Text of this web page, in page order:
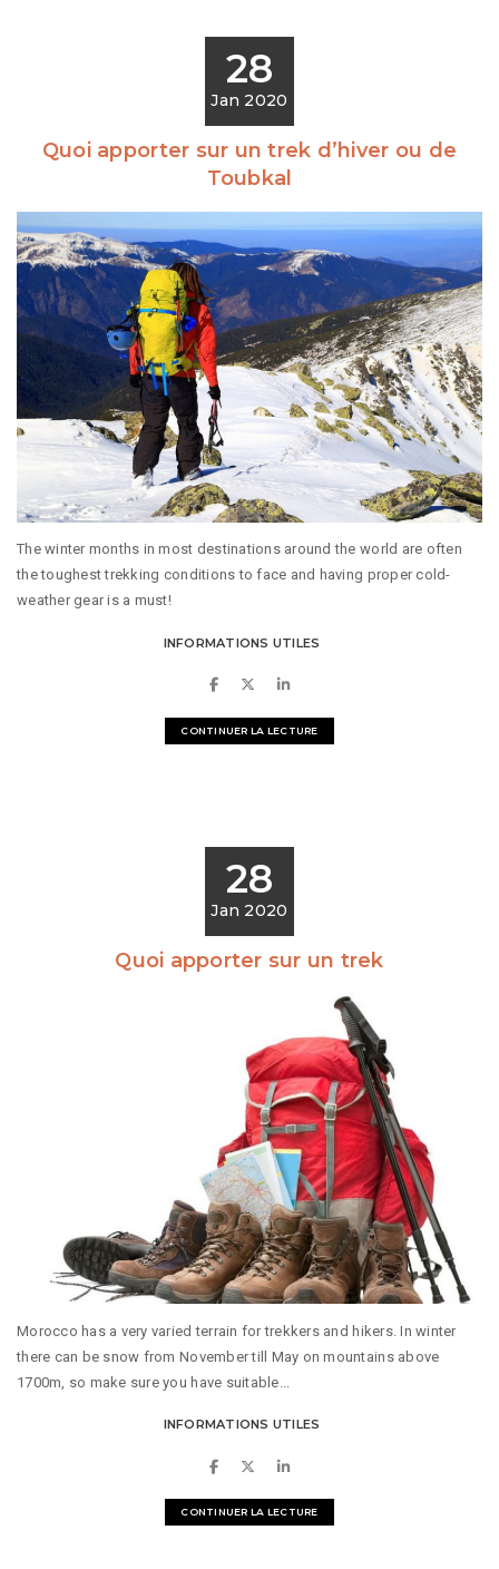
28
Jan 2020
Quoi apporter sur un trek d’hiver ou de
Toubkal
The winter months in most destinations around the world are often
the toughest trekking conditions to face and having proper cold-
weather gear is a must!
INFORMATIONS UTILES
CONTINUER LA LECTURE
28
Jan 2020
Quoi apporter sur un trek
Morocco has a very varied terrain for trekkers and hikers. In winter
there can be snow from November till May on mountains above
1700m, so make sure you have suitable...
INFORMATIONS UTILES
CONTINUER LA LECTURE